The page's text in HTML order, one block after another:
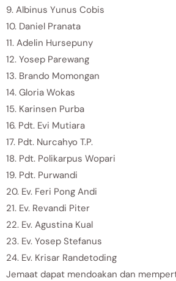
9. Albinus Yunus Cobis
10. Daniel Pranata
11. Adelin Hursepuny
12. Yosep Parewang
13. Brando Momongan
14. Gloria Wokas
15. Karinsen Purba
16. Pdt. Evi Mutiara
17. Pdt. Nurcahyo T.P.
18. Pdt. Polikarpus Wopari
19. Pdt. Purwandi
20. Ev. Feri Pong Andi
21. Ev. Revandi Piter
22. Ev. Agustina Kual
23. Ev. Yosep Stefanus
24. Ev. Krisar Randetoding
Jemaat dapat mendoakan dan